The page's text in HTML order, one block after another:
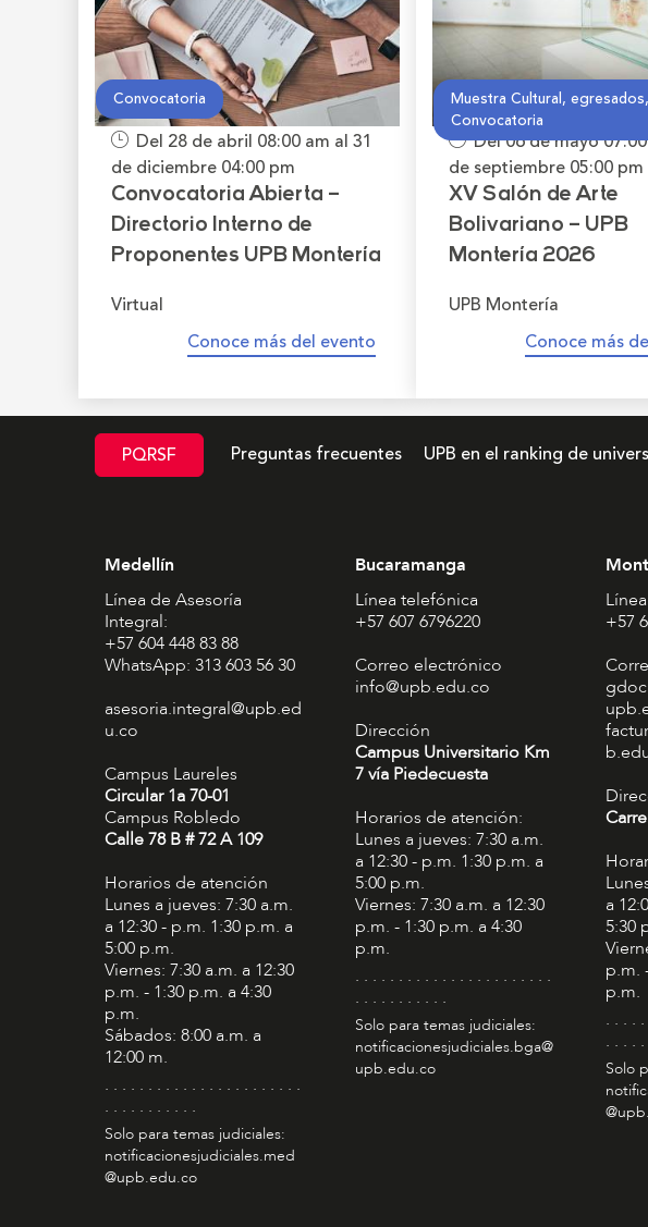
Convocatoria
Del 28 de abril 08:00 am al 31
de diciembre 04:00 pm
Convocatoria Abierta –
Directorio Interno de
Proponentes UPB Montería
Virtual
Conoce más del evento
Muestra Cultural, egresados,
Convocatoria
Del 06 de mayo
de septiembre 05:00 pm
XV Salón de Arte
Bolivariano – UPB
Montería 2026
UPB Montería
Conoce más
PQRSF Preguntas frecuentes UPB en el ranking de
Medellín
Línea de Asesoría
Integral:
+57 604 448 83 88
WhatsApp: 313 603 56 30
asesoria.integral@upb.ed
u.co
Campus Laureles
Circular 1a 70-01
Campus Robledo
Calle 78 B # 72 A 109
Horarios de atención
Lunes a jueves: 7:30 a.m.
a 12:30 - p.m. 1:30 p.m. a
5:00 p.m.
Viernes: 7:30 a.m. a 12:30
p.m. - 1:30 p.m. a 4:30
p.m.
Sábados: 8:00 a.m. a
12:00 m.
. . . . . . . . . . . . . . . . . . . . . . .
. . . . . . . . . . .
Solo para temas judiciales:
notificacionesjudiciales.med
@upb.edu.co
Bucaramanga
Línea telefónica
+57 607 6796220
Correo electrónico
info@upb.edu.co
Dirección
Campus Universitario Km
7 vía Piedecuesta
Horarios de atención:
Lunes a jueves: 7:30 a.m.
a 12:30 - p.m. 1:30 p.m. a
5:00 p.m.
Viernes: 7:30 a.m. a 12:30
p.m. - 1:30 p.m. a 4:30
p.m.
. . . . . . . . . . . . . . . . . . . . . . .
. . . . . . . . . . .
Solo para temas judiciales:
notificacionesjudiciales.bga@
upb.edu.co
+57
a
5:30
p.m.
p.m.
. . . .
. . . .
Solo